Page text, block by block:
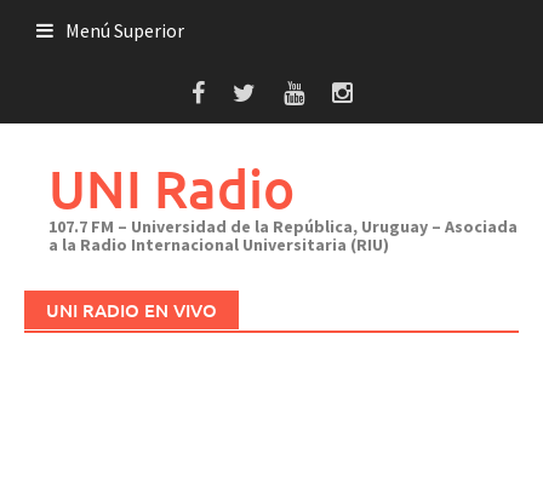
Menú Superior
UNI Radio
107.7 FM – Universidad de la República, Uruguay – Asociada
a la Radio Internacional Universitaria (RIU)
UNI RADIO EN VIVO